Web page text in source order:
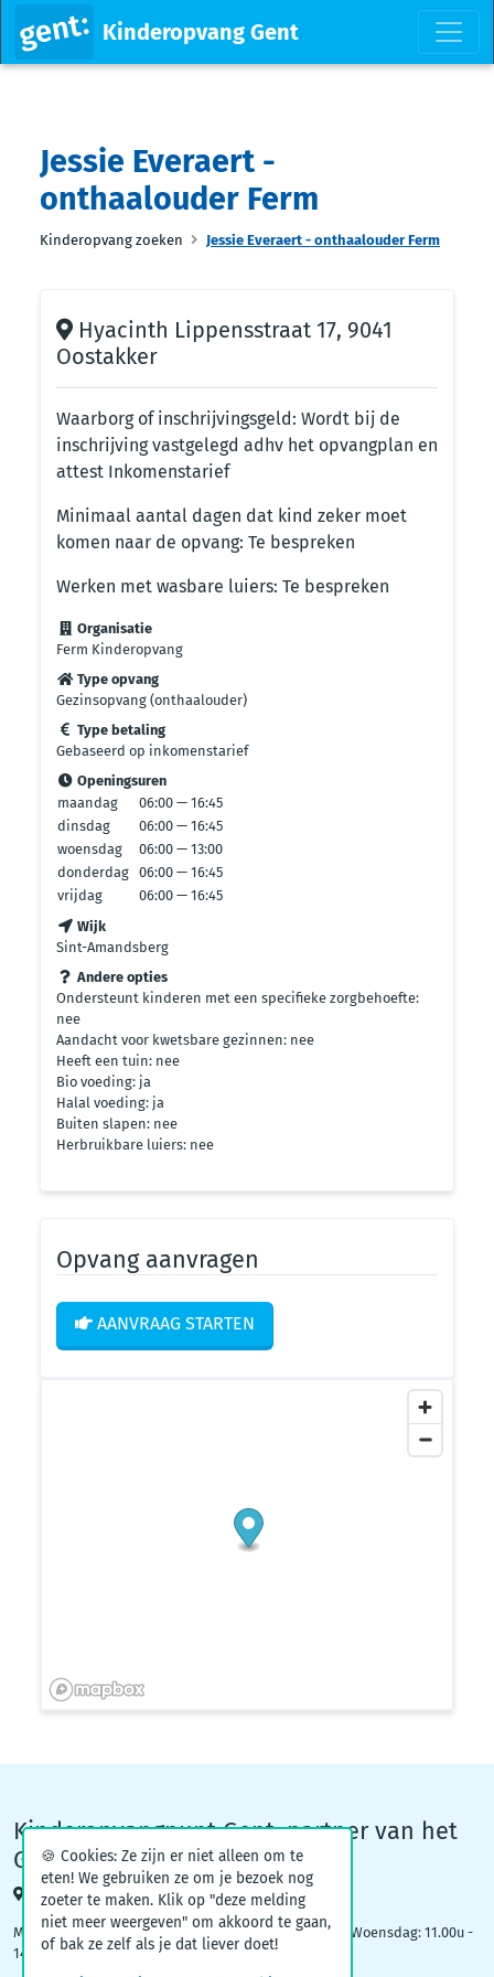
Kinderopvang Gent
Jessie Everaert -
onthaalouder Ferm
Kinderopvang zoeken Jessie Everaert - onthaalouder Ferm
Hyacinth Lippensstraat 17, 9041
Oostakker
Waarborg of inschrijvingsgeld: Wordt bij de
inschrijving vastgelegd adhv het opvangplan en
attest Inkomenstarief
Minimaal aantal dagen dat kind zeker moet
komen naar de opvang: Te bespreken
Werken met wasbare luiers: Te bespreken
Organisatie
Ferm Kinderopvang
Type opvang
Gezinsopvang (onthaalouder)
Type betaling
Gebaseerd op inkomenstarief
Openingsuren
maandag
06:00 — 16:45
dinsdag
06:00 — 16:45
woensdag
06:00 — 13:00
donderdag 06:00 — 16:45
vrijdag
06:00 — 16:45
Wijk
Sint-Amandsberg
Andere opties
Ondersteunt kinderen met een specifieke zorgbehoefte:
nee
Aandacht voor kwetsbare gezinnen: nee
Heeft een tuin: nee
Bio voeding: ja
Halal voeding: ja
Buiten slapen: nee
Herbruikbare luiers: nee
Opvang aanvragen
AANVRAAG STARTEN
Kinderopvangpunt Gent, partner van het
Groeiteam
Woodrow Wilsonplein 1, 9000 Gent
Maandag: 09.00u – 12.30u | Dinsdag: 16.30u - 19.00u | Woensdag: 11.00u -
14.00u
🍪 Cookies: Ze zijn er niet alleen om te
eten! We gebruiken ze om je bezoek nog
zoeter te maken. Klik op "deze melding
niet meer weergeven" om akkoord te gaan,
of bak ze zelf als je dat liever doet!